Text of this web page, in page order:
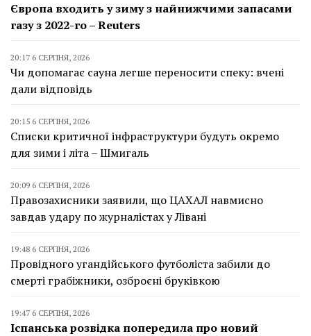
Європа входить у зиму з найнижчими запасами
газу з 2022-го – Reuters
20:17 6 СЕРПНЯ, 2026
Чи допомагає сауна легше переносити спеку: вчені
дали відповідь
20:15 6 СЕРПНЯ, 2026
Списки критичної інфраструктури будуть окремо
для зими і літа – Шмигаль
20:09 6 СЕРПНЯ, 2026
Правозахисники заявили, що ЦАХАЛ навмисно
завдав удару по журналістах у Лівані
19:48 6 СЕРПНЯ, 2026
Провідного угандійського футболіста забили до
смерті грабіжники, озброєні бруківкою
19:47 6 СЕРПНЯ, 2026
Іспанська розвідка попередила про новий